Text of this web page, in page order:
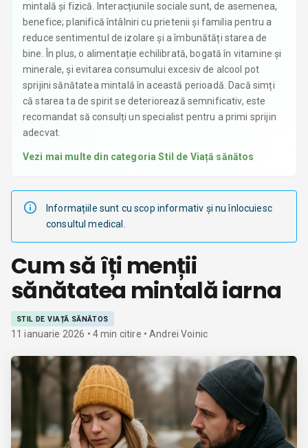
mintală și fizică. Interacțiunile sociale sunt, de asemenea,
benefice; planifică întâlniri cu prietenii și familia pentru a
reduce sentimentul de izolare și a îmbunătăți starea de
bine. În plus, o alimentație echilibrată, bogată în vitamine și
minerale, și evitarea consumului excesiv de alcool pot
sprijini sănătatea mintală în această perioadă. Dacă simți
că starea ta de spirit se deteriorează semnificativ, este
recomandat să consulți un specialist pentru a primi sprijin
adecvat.
Vezi mai multe din categoriaStil de Viață sănătos
Informațiile sunt cu scop informativ și nu înlocuiesc
consultul medical.
Cum să îți menții
sănătatea mintală iarna
STIL DE VIAȚĂ SĂNĂTOS
11 ianuarie 2026 • 4min citire • Andrei Voinic